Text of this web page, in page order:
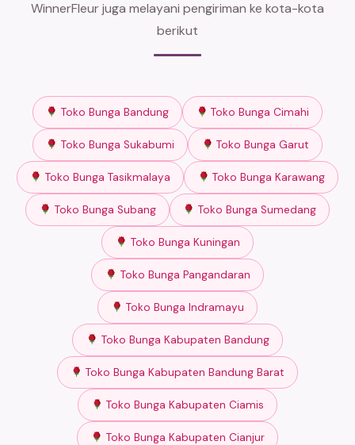
WinnerFleur juga melayani pengiriman ke kota-kota
berikut
Toko Bunga Bandung Toko Bunga Cimahi
Toko Bunga Sukabumi Toko Bunga Garut
Toko Bunga Tasikmalaya Toko Bunga Karawang
Toko Bunga Subang Toko Bunga Sumedang
Toko Bunga Kuningan
Toko Bunga Pangandaran
Toko Bunga Indramayu
Toko Bunga Kabupaten Bandung
Toko Bunga Kabupaten Bandung Barat
Toko Bunga Kabupaten Ciamis
Toko Bunga Kabupaten Cianjur